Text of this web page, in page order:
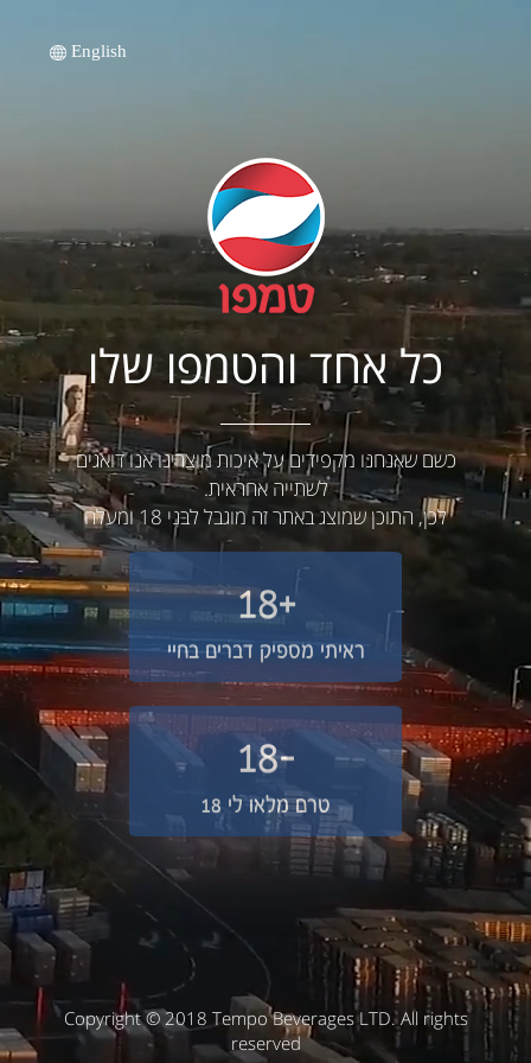
English
כל אחד והטמפו שלו
כשם שאנחנו מקפידים על איכות מוצרינו אנו דואגים
לשתייה אחראית.
לכן, התוכן שמוצג באתר זה מוגבל לבני 18 ומעלה
+18
ראיתי מספיק דברים בחיי
-18
טרם מלאו לי 18
Copyright © 2018 Tempo Beverages LTD. All rights
reserved